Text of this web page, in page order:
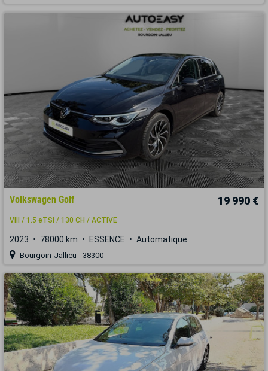
Volkswagen Golf 19 990 €
VIII / 1.5 eTSI / 130 CH / ACTIVE
2023 78000 km ESSENCE Automatique
Bourgoin-Jallieu - 38300